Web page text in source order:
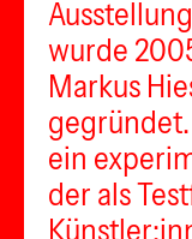
wurde
Markus
ein
der als